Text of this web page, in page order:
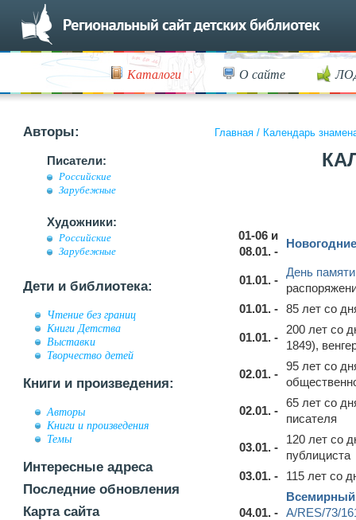
Каталоги О сайте
Авторы:
Писатели:
Российские
Зарубежные
Художники:
Российские
Зарубежные
Дети и библиотека:
Чтение без границ
Книги Детства
Выставки
Творчество детей
Книги и произведения:
Авторы
Книги и произведения
Темы
Интересные адреса
Последние обновления
Карта сайта
Главная / Календарь
01-06 и
08.01. -
01.01. -
День
01.01. - 85 лет со
01.01. -
200 лет со
1849),
02.01. -
95 лет со
02.01. -
65 лет со
писателя
03.01. -
120 лет со
публициста
03.01. -
115 лет со
04.01. -
Всемирный
A/RES/73/